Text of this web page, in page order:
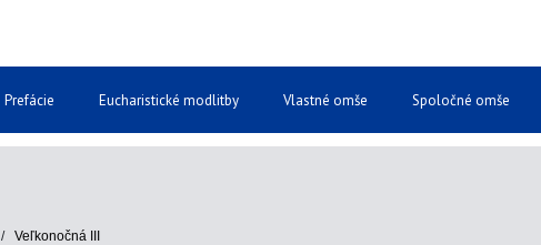
Prefácie Eucharistické modlitby Vlastné omše Spoločné omše
/ Veľkonočná III